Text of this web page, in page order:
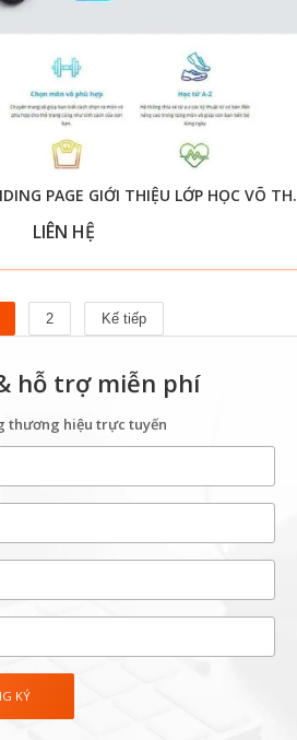
THEME
LIÊN HỆ
2 Kế tiếp
hỗ trợ miễn phí
thương hiệu trực tuyến